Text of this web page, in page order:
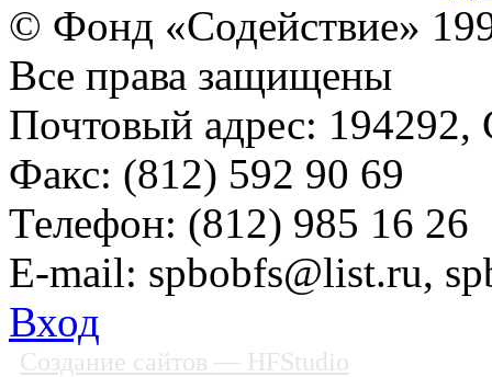
© Фонд «Содействие»
Все права защищены
Почтовый адрес: 194292,
Факс: (812) 592 90 69
Телефон: (812) 985 16 26
E-mail: spbobfs@list.ru,
Вход
Создание сайтов — HFStudio